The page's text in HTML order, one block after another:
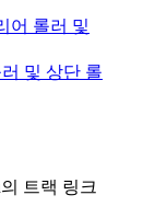
및 상단 롤